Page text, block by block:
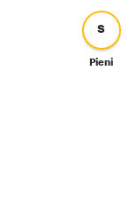
S
Pieni